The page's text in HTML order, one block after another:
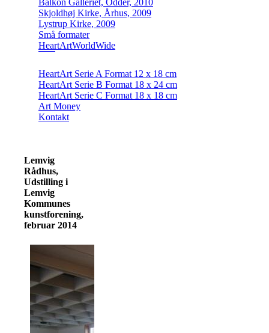
Skjoldhøj Kirke, Århus, 2009
Lystrup Kirke, 2009
Små formater
HeartArtWorldWide
HeartArt Serie A Format 12 x 18 cm
HeartArt Serie B Format 18 x 24 cm
HeartArt Serie C Format 18 x 18 cm
Art Money
Kontakt
Lemvig
Rådhus,
Udstilling i
Lemvig
Kommunes
kunstforening,
februar 2014